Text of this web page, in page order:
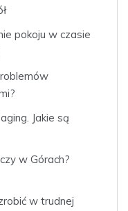
pokoju w czasie
Jakie są
w Górach?
w trudnej